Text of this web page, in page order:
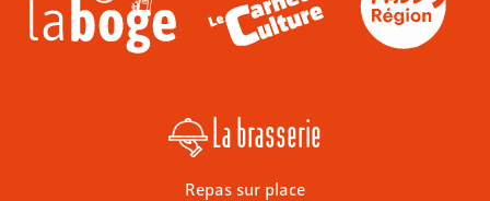
La brasserie
Repas sur place